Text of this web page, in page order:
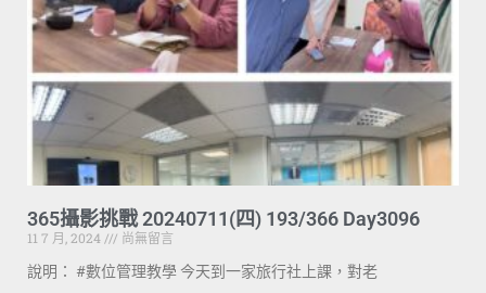
365攝影挑戰 20240711(四) 193/366 Day3096
11 7 月, 2024
尚無留言
說明： #數位管理教學 今天到一家旅行社上課，對老